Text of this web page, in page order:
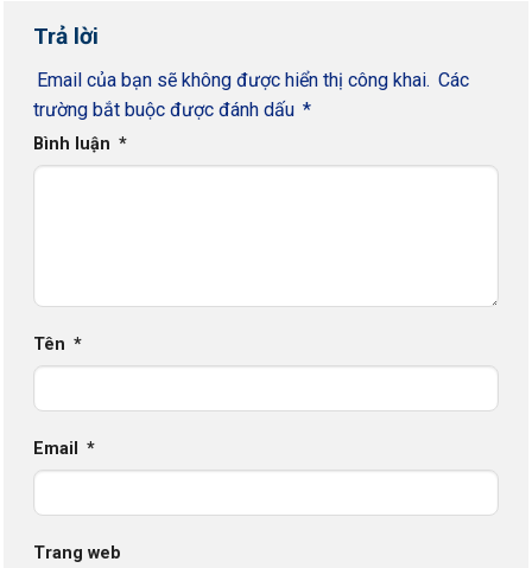
Trả lời
Email của bạn sẽ không được hiển thị công khai. Các
trường bắt buộc được đánh dấu *
Bình luận *
Tên *
Email *
Trang web